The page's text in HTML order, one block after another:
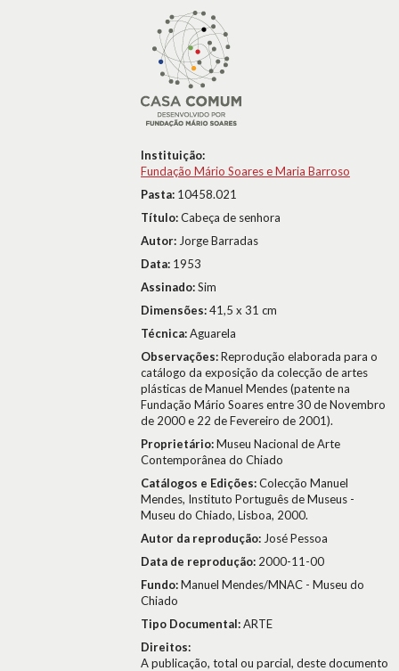
Instituição:
Fundação Mário Soares e Maria Barroso
Pasta: 10458.021
Título:Cabeça de senhora
Autor: Jorge Barradas
Data: 1953
Assinado:Sim
Dimensões:41,5 x 31 cm
Técnica:Aguarela
Observações:Reprodução elaborada para o
catálogo da exposição da colecção de artes
plásticas de Manuel Mendes (patente na
Fundação Mário Soares entre 30 de Novembro
de 2000 e 22 de Fevereiro de 2001).
Proprietário:Museu Nacional de Arte
Contemporânea do Chiado
Catálogos e Edições:Colecção Manuel
Mendes, Instituto Português de Museus -
Museu do Chiado, Lisboa, 2000.
Autor da reprodução: José Pessoa
Data de reprodução: 2000-11-00
Fundo:Manuel Mendes/MNAC - Museu do
Chiado
Tipo Documental:ARTE
Direitos:
A publicação, total ou parcial, deste documento